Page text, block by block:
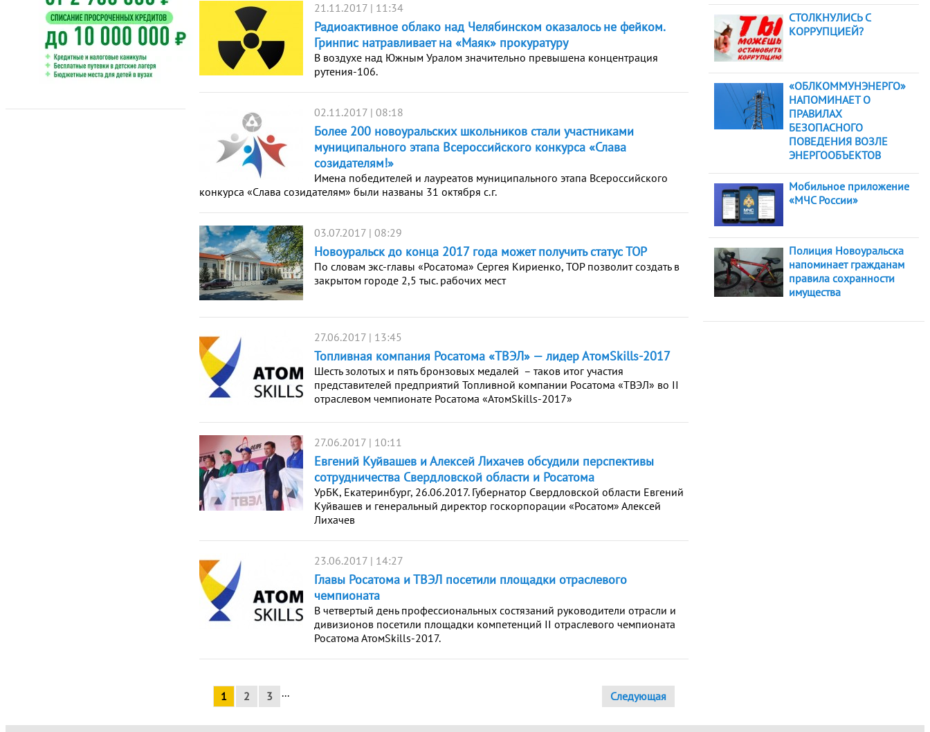
21.11.2017 | 11:34
Радиоактивное облако над Челябинском оказалось не фейком.
Гринпис натравливает на «Маяк» прокуратуру
В воздухе над Южным Уралом значительно превышена концентрация
рутения-106.
02.11.2017 | 08:18
Более 200 новоуральских школьников стали участниками
муниципального этапа Всероссийского конкурса «Слава
созидателям!»
Имена победителей и лауреатов муниципального этапа Всероссийского
конкурса «Слава созидателям» были названы 31 октября с.г.
03.07.2017 | 08:29
Новоуральск до конца 2017 года может получить статус ТОР
По словам экс-главы «Росатома» Сергея Кириенко, ТОР позволит создать в
закрытом городе 2,5 тыс. рабочих мест
27.06.2017 | 13:45
Топливная компания Росатома «ТВЭЛ» — лидер АтомSkills-2017
Шесть золотых и пять бронзовых медалей – таков итог участия
представителей предприятий Топливной компании Росатома «ТВЭЛ» во II
отраслевом чемпионате Росатома «АтомSkills-2017»
27.06.2017 | 10:11
Евгений Куйвашев и Алексей Лихачев обсудили перспективы
сотрудничества Свердловской области и Росатома
УрБК, Екатеринбург, 26.06.2017. Губернатор Свердловской области Евгений
Куйвашев и генеральный директор госкорпорации «Росатом» Алексей
Лихачев
23.06.2017 | 14:27
Главы Росатома и ТВЭЛ посетили площадки отраслевого
чемпионата
В четвертый день профессиональных состязаний руководители отрасли и
дивизионов посетили площадки компетенций II отраслевого чемпионата
Росатома АтомSkills-2017.
1 2 3 ... Следующая
СТОЛКНУЛИСЬ С
КОРРУПЦИЕЙ?
«ОБЛКОММУНЭНЕРГО»
НАПОМИНАЕТ О
ПРАВИЛАХ
БЕЗОПАСНОГО
ПОВЕДЕНИЯ ВОЗЛЕ
ЭНЕРГООБЪЕКТОВ
Мобильное приложение
«МЧС России»
Полиция Новоуральска
напоминает гражданам
правила сохранности
имущества